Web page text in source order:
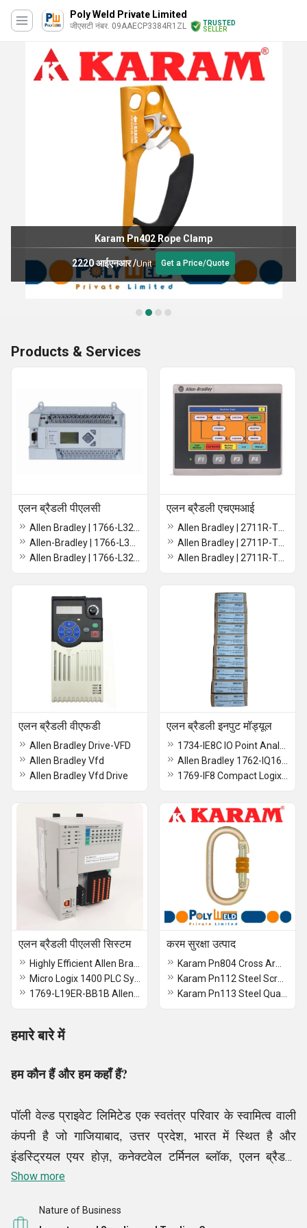
Poly Weld Private Limited
जीएसटी नंबर. 09AAECP3384R1ZL
TRUSTED
SELLER
Karam Pn402 Rope Clamp
2220 आईएनआर/Unit Get a Price/Quote
Products & Services
एलन ब्रैडली पीएलसी एलन ब्रैडली एचएमआई
एलन ब्रैडली वीएफडी
Allen Bradley Drive-VFD
Allen Bradley Vfd
Allen Bradley Vfd Drive
एलन ब्रैडली इनपुट मॉड्यूल
एलन ब्रैडली पीएलसी सिस्टम करम सुरक्षा उत्पाद
हमारे बारे में
हम कौन हैं और हम कहाँ हैं?
पॉली वेल्ड प्राइवेट लिमिटेड एक स्वतंत्र परिवार के स्वामित्व वाली
कंपनी है जो गाजियाबाद, उत्तर प्रदेश, भारत में स्थित है और
इंडस्ट्रियल एयर होज़, कनेक्टवेल टर्मिनल ब्लॉक, एलन ब्रैडली
इनपुट मॉड्यूल, श्मर्सल सेफ्टी रिले आदि जैसे उत्पादों की पेशकश
हैं जो सुरक्षा और औद्योगिक उत्पाद वितरित करने में विशिष्ट हैं।
Show more
Nature of Business